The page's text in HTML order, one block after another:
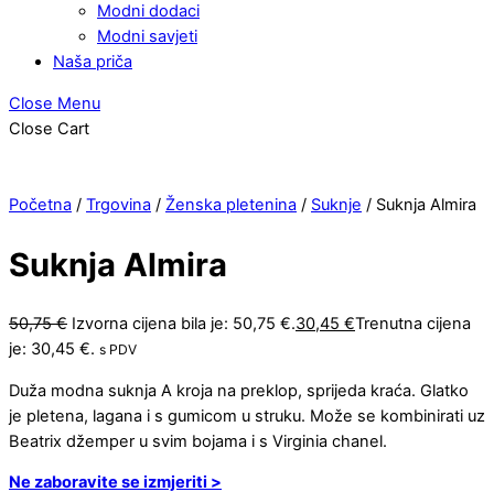
Modni dodaci
Modni savjeti
Naša priča
Close Menu
Close Cart
Početna / Trgovina / Ženska pletenina / Suknje / Suknja Almira
Suknja Almira
50,75€ Izvorna cijena bila je: 50,75 €.30,45 €Trenutna cijena
je: 30,45 €. s PDV
Duža modna suknja A kroja na preklop, sprijeda kraća. Glatko
je pletena, lagana i s gumicom u struku. Može se kombinirati uz
Beatrix džemper u svim bojama i s Virginia chanel.
Ne zaboravite se izmjeriti >